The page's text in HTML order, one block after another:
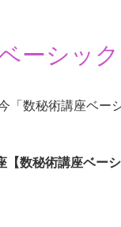
ーシッ
「数秘術講座ベー
数秘術講座ベーシ